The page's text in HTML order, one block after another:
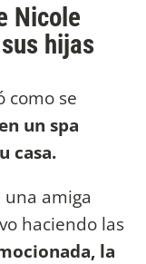
Nicole
hijas
como se
un spa
casa.
amiga
haciendo las
la